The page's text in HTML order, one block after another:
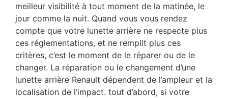
meilleur visibilité à tout moment de la matinée, le
jour comme la nuit. Quand vous vous rendez
compte que votre lunette arrière ne respecte plus
ces réglementations, et ne remplit plus ces
critères, c’est le moment de le réparer ou de le
changer. La réparation ou le changement d’une
lunette arrière Renault dépendent de l’ampleur et la
localisation de l’impact. tout d’abord, si votre